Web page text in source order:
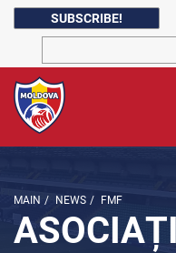
SUBSCRIBE!
MAIN / NEWS / FMF